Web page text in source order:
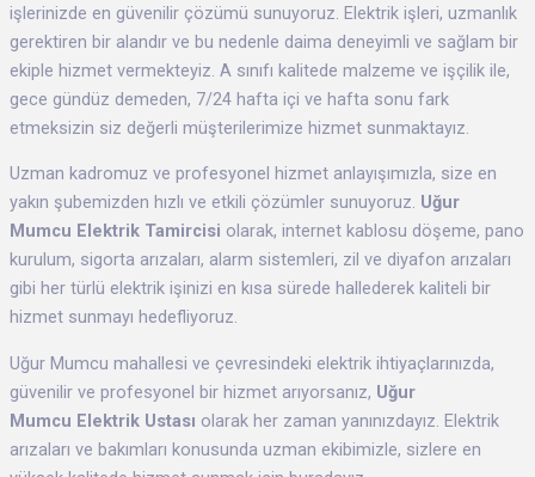
işlerinizde en güvenilir çözümü sunuyoruz. Elektrik işleri, uzmanlık
gerektiren bir alandır ve bu nedenle daima deneyimli ve sağlam bir
ekiple hizmet vermekteyiz. A sınıfı kalitede malzeme ve işçilik ile,
gece gündüz demeden, 7/24 hafta içi ve hafta sonu fark
etmeksizin siz değerli müşterilerimize hizmet sunmaktayız.
Uzman kadromuz ve profesyonel hizmet anlayışımızla, size en
yakın şubemizden hızlı ve etkili çözümler sunuyoruz. Uğur
Mumcu Elektrik Tamircisi olarak, internet kablosu döşeme, pano
kurulum, sigorta arızaları, alarm sistemleri, zil ve diyafon arızaları
gibi her türlü elektrik işinizi en kısa sürede hallederek kaliteli bir
hizmet sunmayı hedefliyoruz.
Uğur Mumcu mahallesi ve çevresindeki elektrik ihtiyaçlarınızda,
güvenilir ve profesyonel bir hizmet arıyorsanız, Uğur
Mumcu Elektrik Ustası olarak her zaman yanınızdayız. Elektrik
arızaları ve bakımları konusunda uzman ekibimizle, sizlere en